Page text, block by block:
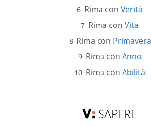
Rima con Verità
Rima con Vita
Rima con Primavera
Rima con Anno
Rima con Abilità
SAPERE